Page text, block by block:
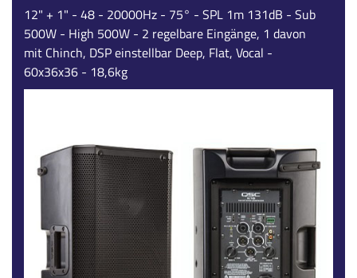
12" + 1" - 48 - 20000Hz - 75° - SPL 1m 131dB - Sub
500W - High 500W - 2 regelbare Eingänge, 1 davon
mit Chinch, DSP einstellbar Deep, Flat, Vocal -
60x36x36 - 18,6kg